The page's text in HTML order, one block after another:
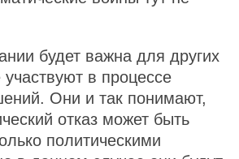
будет важна для других
в процессе
Они и так понимают,
отказ может быть
политическими